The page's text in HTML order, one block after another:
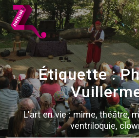
Skip
to
content
Étiquette :
L'art en vie : mime, théâtre,
ventriloquie,